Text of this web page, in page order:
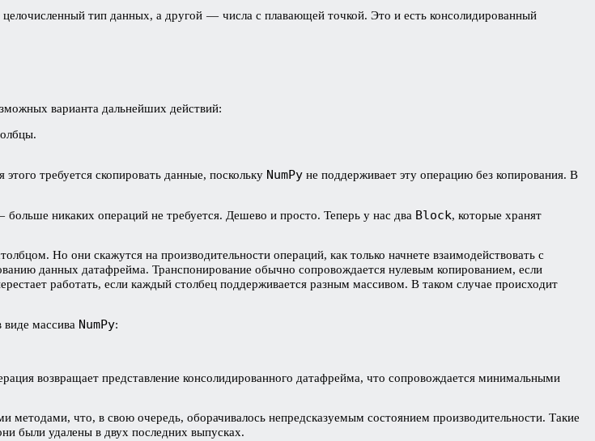
тип данных, а другой — числа с плавающей точкой. Это и есть консолидированный
варианта дальнейших действий:
требуется скопировать данные, поскольку NumPy не поддерживает эту операцию без копирования. В
никаких операций не требуется. Дешево и просто. Теперь у нас два Block, которые хранят
Но они скажутся на производительности операций, как только начнете взаимодействовать с
данных датафрейма. Транспонирование обычно сопровождается нулевым копированием, если
работать, если каждый столбец поддерживается разным массивом. В таком случае происходит
виде массива NumPy:
возвращает представление консолидированного датафрейма, что сопровождается минимальными
что, в свою очередь, оборачивалось непредсказуемым состоянием производительности. Такие
были удалены в двух последних выпусках.